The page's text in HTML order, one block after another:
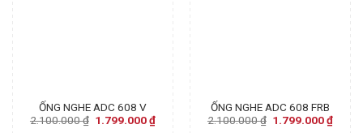
ỐNG NGHE ADC 608 V
2.100.000₫ Original
1.799.000₫Current
ỐNG NGHE ADC 608 FRB
2.100.000₫ Original
1.799.000₫